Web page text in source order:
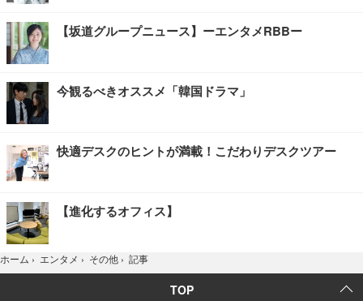
【坂道グループニュース】ーエンタメRBBー
今観るべきオススメ「韓国ドラマ」
快適デスクのヒントが満載！こだわりデスクツアー
【進化するオフィス】
ホーム › エンタメ › その他 › 記事
TOP